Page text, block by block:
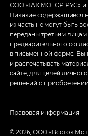
ООО «ГАК МОТОР РУС» и
Никакие содержащиеся
их часть не могут быть
переданы третьим
предварительного
в письменной форме. Вы
и распечатывать
сайте, для целей
решений о
© 2026, ООО «Восток
Правовая информация